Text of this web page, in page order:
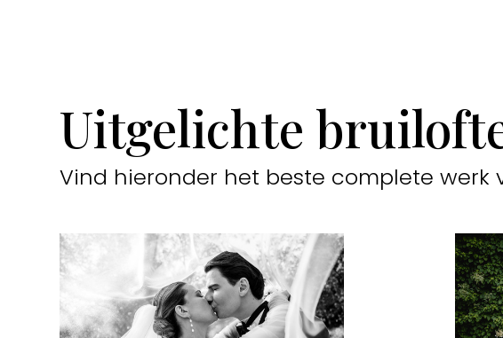
Uitgelichte
Vind hieronder het beste complete werk